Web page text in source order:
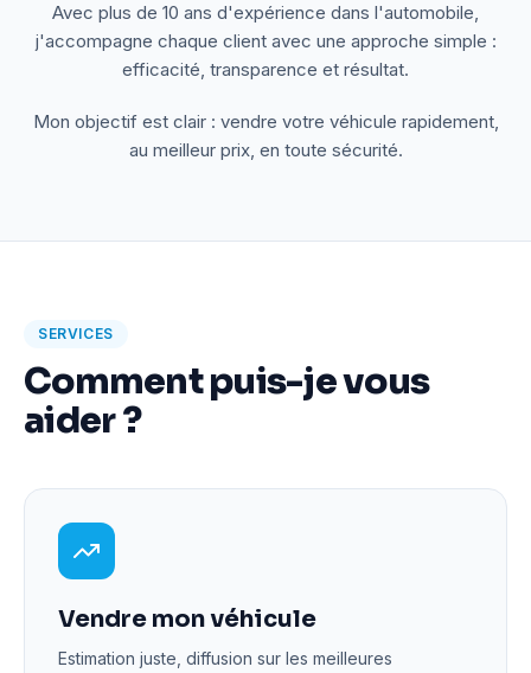
Avec plus de 10 ans d'expérience dans l'automobile,
j'accompagne chaque client avec une approche simple :
efficacité, transparence et résultat.
Mon objectif est clair : vendre votre véhicule rapidement,
au meilleur prix, en toute sécurité.
SERVICES
Comment puis-je vous
aider ?
Vendre mon véhicule
Estimation juste, diffusion sur les meilleures